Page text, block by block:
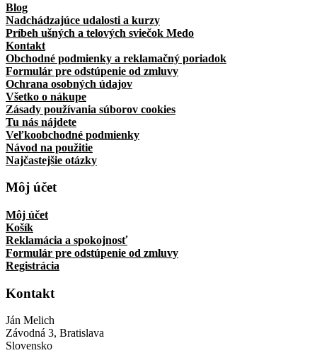
Blog
Nadchádzajúce udalosti a kurzy
Príbeh ušných a telových sviečok Medo
Kontakt
Obchodné podmienky a reklamačný poriadok
Formulár pre odstúpenie od zmluvy
Ochrana osobných údajov
Všetko o nákupe
Zásady používania súborov cookies
Tu nás nájdete
Veľkoobchodné podmienky
Návod na použitie
Najčastejšie otázky
Môj účet
Môj účet
Košík
Reklamácia a spokojnosť
Formulár pre odstúpenie od zmluvy
Registrácia
Kontakt
Ján Melich
Závodná 3, Bratislava
Slovensko